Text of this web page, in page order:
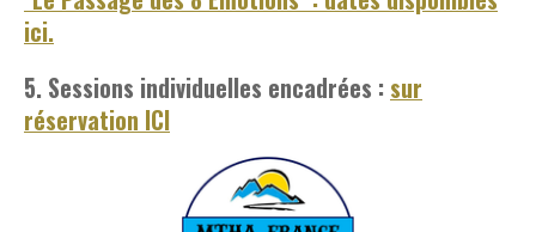
ici.
5. Sessions individuelles encadrées : sur
réservation ICI